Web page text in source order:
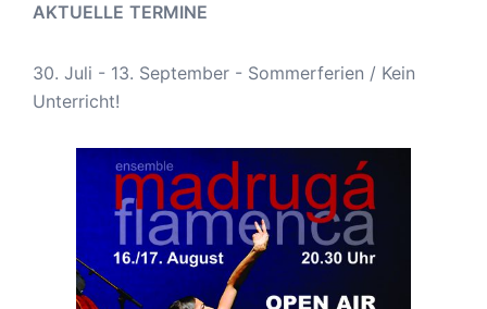
AKTUELLE TERMINE
30. Juli - 13. September - Sommerferien / Kein
Unterricht!